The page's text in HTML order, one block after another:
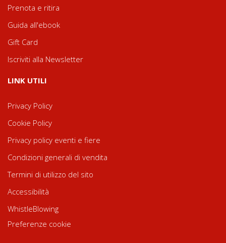
Prenota e ritira
Guida all'ebook
Gift Card
Iscriviti alla Newsletter
LINK UTILI
Privacy Policy
Cookie Policy
Privacy policy eventi e fiere
Condizioni generali di vendita
Termini di utilizzo del sito
Accessibilità
WhistleBlowing
Preferenze cookie